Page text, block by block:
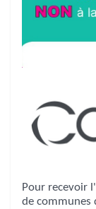
Pour recevoir